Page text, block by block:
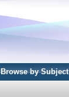
Browse by Subject